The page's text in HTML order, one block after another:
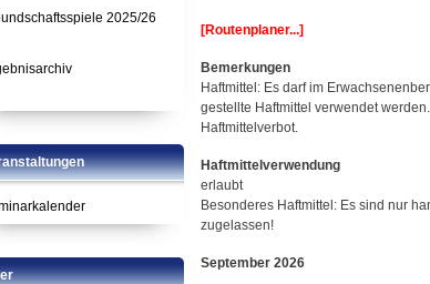
2025/26
[Routenplaner...]
Bemerkungen
Haftmittel: Es darf im
gestellte Haftmittel verwendet
Haftmittelverbot.
Haftmittelverwendung
erlaubt
Besonderes Haftmittel: Es sind nur
zugelassen!
September 2026